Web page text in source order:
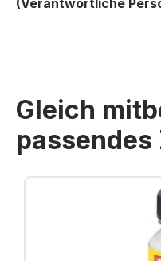
(Verantwortliche
Gleich
passendes
Produktgalerie